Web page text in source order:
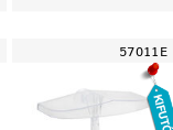
57011E